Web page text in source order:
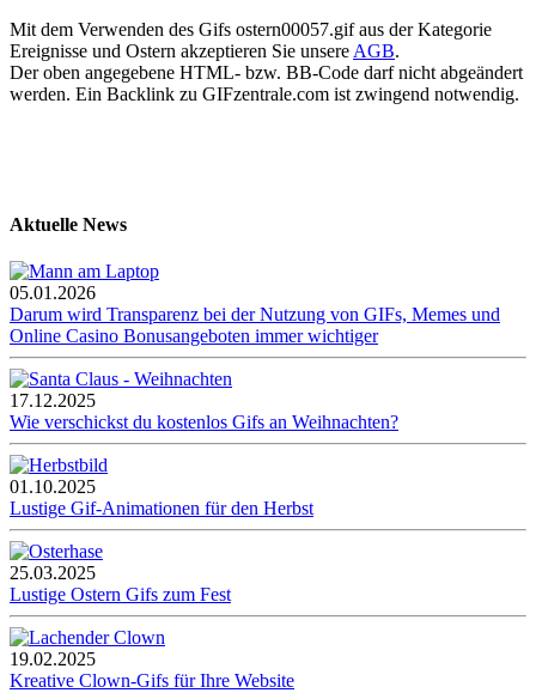
Mit dem Verwenden des Gifs ostern00057.gif aus der Kategorie
Ereignisse und Ostern akzeptieren Sie unsere AGB.
Der oben angegebene HTML- bzw. BB-Code darf nicht abgeändert
werden. Ein Backlink zu GIFzentrale.com ist zwingend notwendig.
Aktuelle News
05.01.2026
Darum wird Transparenz bei der Nutzung von GIFs, Memes und
Online Casino Bonusangeboten immer wichtiger
17.12.2025
Wie verschickst du kostenlos Gifs an Weihnachten?
01.10.2025
Lustige Gif-Animationen für den Herbst
25.03.2025
Lustige Ostern Gifs zum Fest
19.02.2025
Kreative Clown-Gifs für Ihre Website